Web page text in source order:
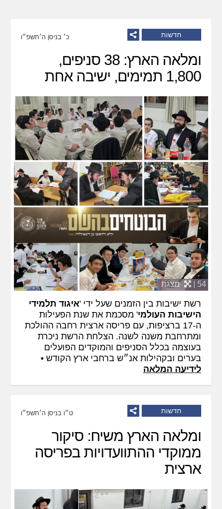
חדשות כ׳ בניסן ה׳תשפ״ו
ומלאה הארץ: 38 סניפים,
1,800 תמימים, ישיבה אחת
54 | מצגת
רשת ישיבות בין הזמנים שעל ידי 'איגוד תלמידי
הישיבות העולמי' מסכמת את שנת הפעילות
ה-17 ברציפות, עם פריסה ארצית רחבה ההולכת
ומתרחבת משנה לשנה. הצלחת הרשת ניכרת
בעוצמה בכלל הסניפים והמוקדים הפועלים
בערים ובקהילות אנ״ש ברחבי ארץ הקודש •
לידיעה המלאה
חדשות ט״ו בניסן ה׳תשפ״ו
ומלאה הארץ משיח: סיקור
ממוקדי ההתוועדויות בפריסה
ארצית